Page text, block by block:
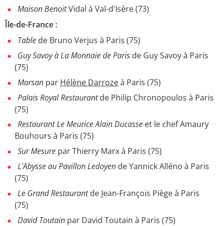
Maison BenoitVidal à Val-d'Isère (73)
Île-de-France :
Table de Bruno Verjus à Paris (75)
Guy Savoy à La Monnaie de Paris de Guy Savoy à Paris
(75)
Marsan par Hélène Darrozeà Paris (75)
Palais Royal Restaurantde Philip Chronopoulos à Paris
(75)
Restaurant Le Meurice Alain Ducasse et le chef Amaury
Bouhours à Paris (75)
Sur Mesure par Thierry Marx à Paris (75)
L'Abysse au Pavillon Ledoyen de Yannick Alléno à Paris
(75)
Le Grand Restaurantde Jean-François Piège à Paris
(75)
David Toutain par David Toutain à Paris (75)